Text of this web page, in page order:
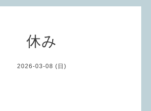
休み
2026-03-08 (日)